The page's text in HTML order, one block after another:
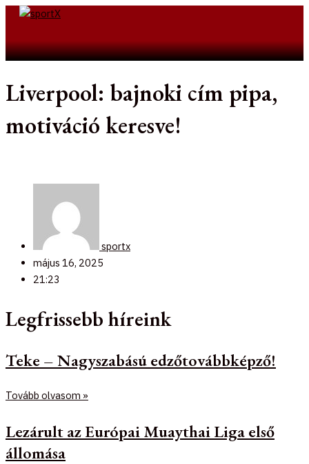
Skip
Liverpool: bajnoki cím pipa,
motiváció keresve!
sportx
május 16, 2025
21:23
Legfrissebb híreink
Teke – Nagyszabású edzőtovábbképző!
Tovább olvasom »
Lezárult az Európai Muaythai Liga első
állomása